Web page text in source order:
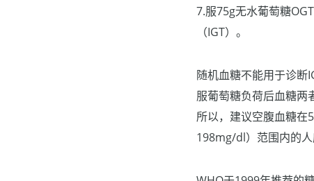
7.服75g无水葡萄糖
（IGT）。
随机血糖不能用于诊断
服葡萄糖负荷后血糖两
所以，建议空腹血糖
198mg/dl）范围内的人